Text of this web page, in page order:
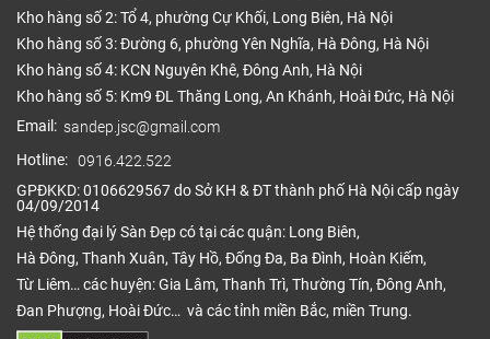
Sàn nhựa cuộn vân đá đẹp
Sàn nhựa cuộn cũng cực kỳ linh hoạt và có sẵn
trong nhiều màu sắc và phong cách. Đội ngũ thiết
kế của chúng tôi có thể mô phỏng giao diện của bất
Kho hàng số 2: Tổ 4, phường Cự Khối, Long Biên, Hà Nội
Kho hàng số 3: Đường 6, phường Yên Nghĩa, Hà Đông, Hà Nội
Kho hàng số 4: KCN Nguyên Khê, Đông Anh, Hà Nội
Kho hàng số 5: Km9 ĐL Thăng Long, An Khánh, Hoài Đức, Hà Nội
Email: sandep.jsc@gmail.com
Hotline: 0916.422.522
GPĐKKD: 0106629567 do Sở KH & ĐT thành phố Hà Nội cấp ngày
04/09/2014
Hệ thống đại lý Sàn Đẹp có tại các quận: Long Biên,
Hà Đông, Thanh Xuân, Tây Hồ, Đống Đa, Ba Đình, Hoàn Kiếm,
Từ Liêm… các huyện: Gia Lâm, Thanh Trì, Thường Tín, Đông Anh,
Đan Phượng, Hoài Đức… và các tỉnh miền Bắc, miền Trung.